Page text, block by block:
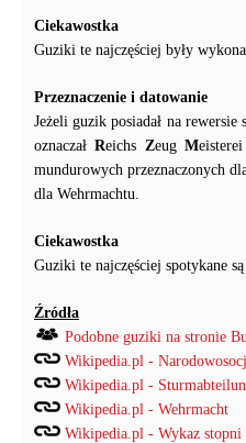
Ciekawostka
Guziki te najczęściej były
Przeznaczenie i datowanie
Jeżeli guzik posiadał na
oznaczałReichs Zeug M
mundurowych przeznaczonych
dla Wehrmachtu.
Ciekawostka
Guziki te najczęściej spotykane
Źródła
Podobne guziki na stronie
Wikipedia.pl -
Wikipedia.pl -
Wikipedia.pl - Wehrmacht
Wikipedia.pl - Wykaz stopni